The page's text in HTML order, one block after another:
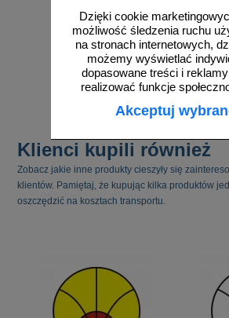
Dzięki cookie
możliwość śledzenia ruchu
na stronach internetowych,
możemy wyświetlać
dopasowane treści i
realizować funkcje
Akceptuj
od 3,87 zł
3,15 zł netto
do koszyka
Klienci kupili również
Zobacz jakie inne produkty cieszyły się
klientów. Pamiętaj, że kupując kilka produktów
oszczędzić na kosztach transportu.